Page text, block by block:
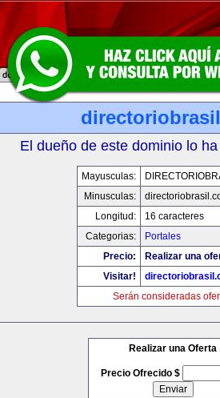
El dueño de este dominio lo
Mayusculas:
Minusculas:
Longitud:
16 caracteres
Categorias:
Portales
Precio:
Realizar una
Visitar!
Serán consideradas
Realizar una Oferta
Precio Ofrecido $